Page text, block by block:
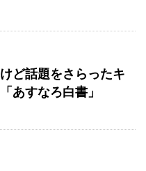
ど話題をさらったキ
あすなろ白書」